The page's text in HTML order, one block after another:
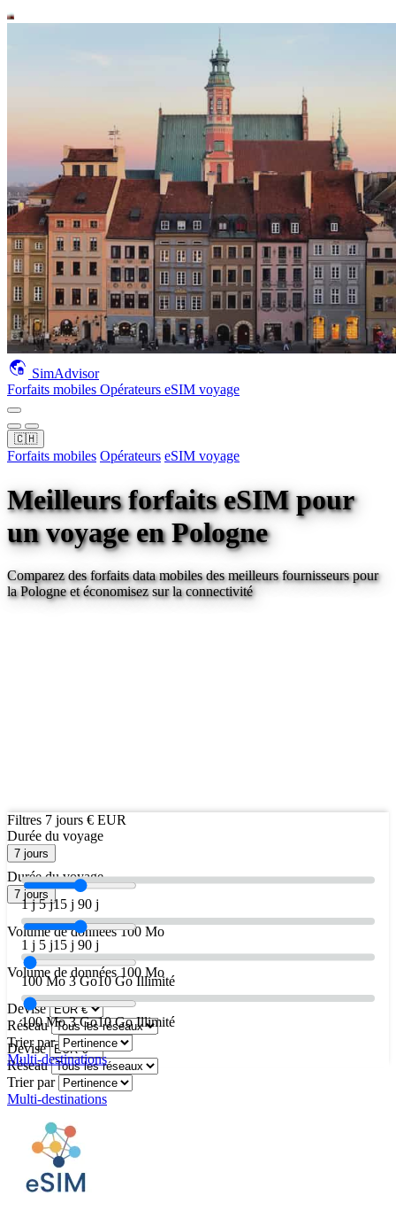
SimAdvisor
Forfaits mobiles Opérateurs eSIM voyage
🇨🇭
Forfaits mobiles Opérateurs eSIM voyage
Meilleurs forfaits eSIM pour
un voyageen Pologne
Comparez des forfaits data mobiles des meilleurs fournisseurs pour
la Pologneet économisez sur la connectivité
Filtres 7 jours € EUR
Durée du voyage
7 jours
1 j 5 j15 j 90 j
Volume de données 100 Mo
100 Mo 3 Go10 Go Illimité
Devise
Réseau
Trier par
Multi-destinations
Durée du voyage
7 jours
1 j 5 j15 j 90 j
Volume de données 100 Mo
100 Mo 3 Go10 Go Illimité
Devise
Réseau
Trier par
Multi-destinations